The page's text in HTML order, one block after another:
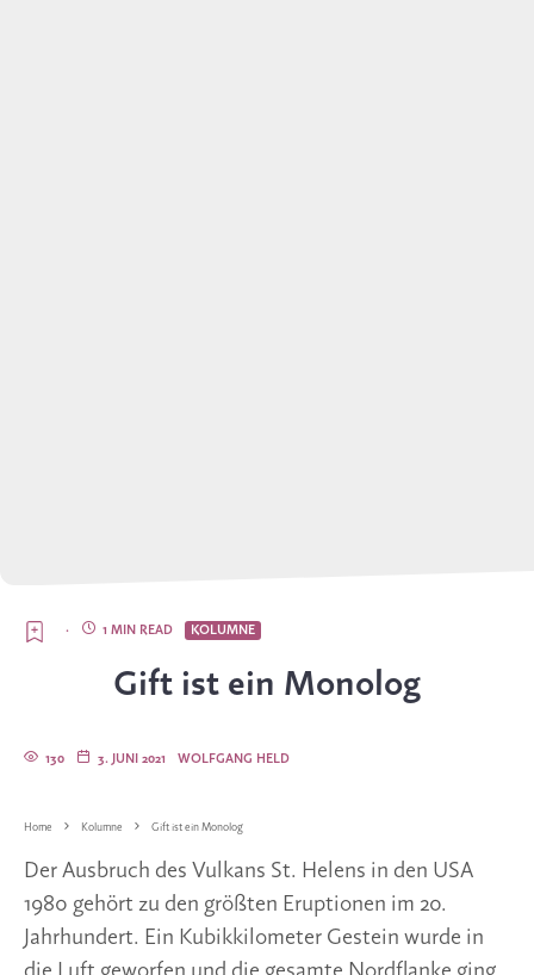
KOLUMNE
1 MIN READ
·
Gift ist ein Monolog
WOLFGANG HELD
3. JUNI 2021
130
Home Kolumne Gift ist ein Monolog
Der Ausbruch des Vulkans St. Helens in den USA
1980 gehört zu den größten Eruptionen im 20.
Jahrhundert. Ein Kubikkilometer Gestein wurde in